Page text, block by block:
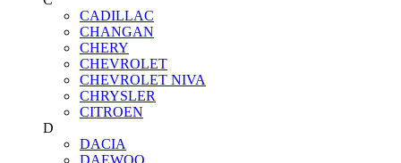
CADILLAC
CHANGAN
CHERY
CHEVROLET
CHEVROLET NIVA
CHRYSLER
CITROEN
D
DACIA
DAEWOO